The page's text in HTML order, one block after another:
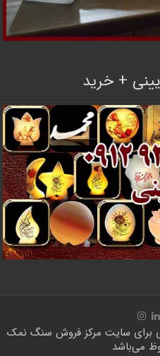
+ خرید
مرکز فروش سنگ نمک
می‌باشد